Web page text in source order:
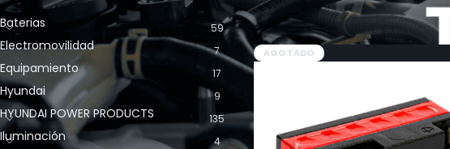
Baterias 59
Electromovilidad 7
Equipamiento 17
Hyundai 9
HYUNDAI POWER PRODUCTS 135
Iluminación 4
Show
12 18 24
AGOTADO